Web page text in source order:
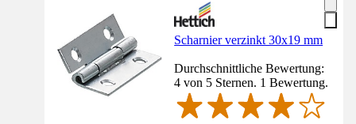
Scharnier verzinkt 30x19 mm
Durchschnittliche Bewertung:
4 von 5 Sternen. 1 Bewertung.